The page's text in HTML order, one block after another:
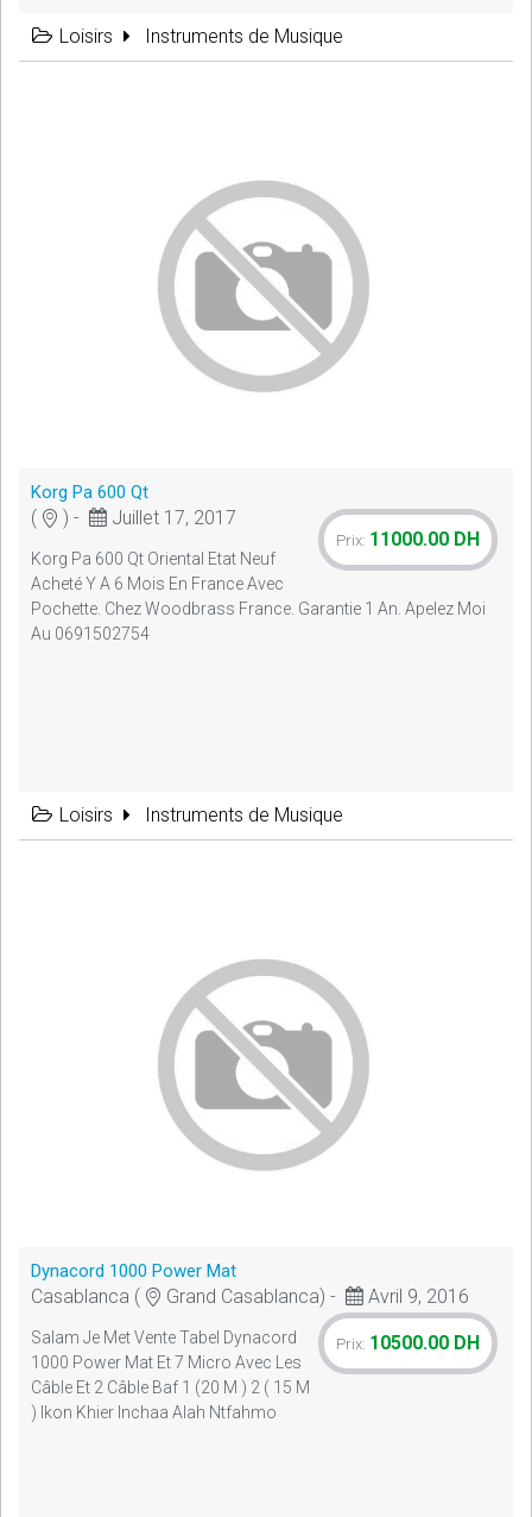
Loisirs Instruments de Musique
Korg Pa 600 Qt
( ) - Juillet 17, 2017
Prix: 11000.00 DH
Korg Pa 600 Qt Oriental Etat Neuf
Acheté Y A 6 Mois En France Avec
Pochette. Chez Woodbrass France. Garantie 1 An. Apelez Moi
Au 0691502754
Loisirs Instruments de Musique
Dynacord 1000 Power Mat
Casablanca ( Grand Casablanca) - Avril 9, 2016
Prix: 10500.00 DH
Salam Je Met Vente Tabel Dynacord
1000 Power Mat Et 7 Micro Avec Les
Câble Et 2 Câble Baf 1 (20 M ) 2 ( 15 M
) Ikon Khier Inchaa Alah Ntfahmo